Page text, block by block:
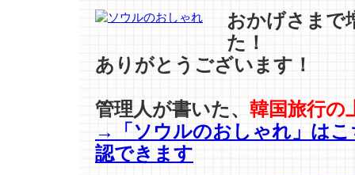
乗
っ
歌
手
応
おかげさまで
た！
ありがとうございます！
管理人が書いた、 韓国旅行の
→「ソウルのおしゃれ」はこ
認できます